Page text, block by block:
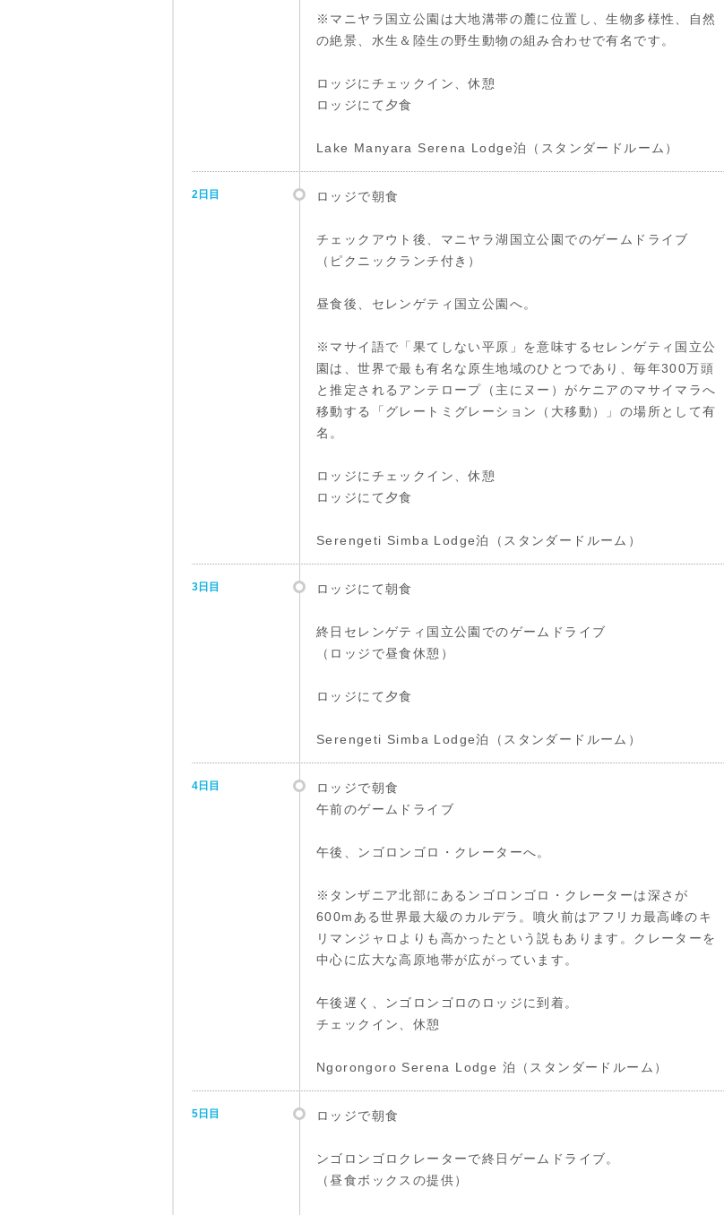
※マニヤラ国立公園は大地溝帯の麓に位置し、生物多様性、自然
の絶景、水生＆陸生の野生動物の組み合わせで有名です。
ロッジにチェックイン、休憩
ロッジにて夕食
Lake Manyara Serena Lodge泊（スタンダードルーム）
2日目 ロッジで朝食
チェックアウト後、マニヤラ湖国立公園でのゲームドライブ
（ピクニックランチ付き）
昼食後、セレンゲティ国立公園へ。
※マサイ語で「果てしない平原」を意味するセレンゲティ国立公
園は、世界で最も有名な原生地域のひとつであり、毎年300万頭
と推定されるアンテロープ（主にヌー）がケニアのマサイマラへ
移動する「グレートミグレーション（大移動）」の場所として有
名。
ロッジにチェックイン、休憩
ロッジにて夕食
Serengeti Simba Lodge泊（スタンダードルーム）
3日目 ロッジにて朝食
終日セレンゲティ国立公園でのゲームドライブ
（ロッジで昼食休憩）
ロッジにて夕食
Serengeti Simba Lodge泊（スタンダードルーム）
4日目
ロッジで朝食
午前のゲームドライブ
午後、ンゴロンゴロ・クレーターへ。
※タンザニア北部にあるンゴロンゴロ・クレーターは深さが
600mある世界最大級のカルデラ。噴火前はアフリカ最高峰のキ
リマンジャロよりも高かったという説もあります。クレーターを
中心に広大な高原地帯が広がっています。
午後遅く、ンゴロンゴロのロッジに到着。
チェックイン、休憩
Ngorongoro Serena Lodge 泊（スタンダードルーム）
5日目 ロッジで朝食
ンゴロンゴロクレーターで終日ゲームドライブ。
（昼食ボックスの提供）